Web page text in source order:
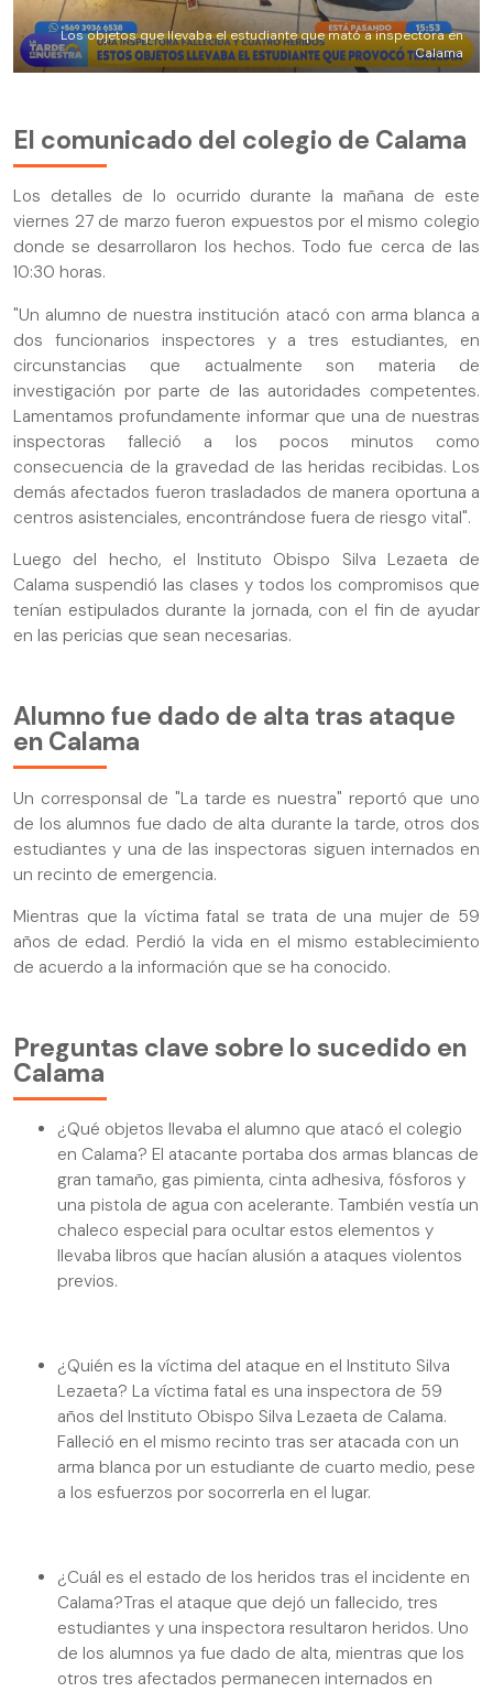
Los objetos que llevaba el estudiante que mató a inspectora en
Calama
El comunicado del colegio de Calama
Los detalles de lo ocurrido durante la mañana de este
viernes 27 de marzo fueron expuestos por el mismo colegio
donde se desarrollaron los hechos. Todo fue cerca de las
10:30 horas.
"Un alumno de nuestra institución atacó con arma blanca a
dos funcionarios inspectores y a tres estudiantes, en
circunstancias que actualmente son materia de
investigación por parte de las autoridades competentes.
Lamentamos profundamente informar que una de nuestras
inspectoras falleció a los pocos minutos como
consecuencia de la gravedad de las heridas recibidas. Los
demás afectados fueron trasladados de manera oportuna a
centros asistenciales, encontrándose fuera de riesgo vital".
Luego del hecho, el Instituto Obispo Silva Lezaeta de
Calama suspendió las clases y todos los compromisos que
tenían estipulados durante la jornada, con el fin de ayudar
en las pericias que sean necesarias.
Alumno fue dado de alta tras ataque
en Calama
Un corresponsal de "La tarde es nuestra" reportó que uno
de los alumnos fue dado de alta durante la tarde, otros dos
estudiantes y una de las inspectoras siguen internados en
un recinto de emergencia.
Mientras que la víctima fatal se trata de una mujer de 59
años de edad. Perdió la vida en el mismo establecimiento
de acuerdo a la información que se ha conocido.
Preguntas clave sobre lo sucedido en
Calama
¿Qué objetos llevaba el alumno que atacó el colegio
en Calama? El atacante portaba dos armas blancas de
gran tamaño, gas pimienta, cinta adhesiva, fósforos y
una pistola de agua con acelerante. También vestía un
chaleco especial para ocultar estos elementos y
llevaba libros que hacían alusión a ataques violentos
previos.
¿Quién es la víctima del ataque en el Instituto Silva
Lezaeta? La víctima fatal es una inspectora de 59
años del Instituto Obispo Silva Lezaeta de Calama.
Falleció en el mismo recinto tras ser atacada con un
arma blanca por un estudiante de cuarto medio, pese
a los esfuerzos por socorrerla en el lugar.
¿Cuál es el estado de los heridos tras el incidente en
Calama?Tras el ataque que dejó un fallecido, tres
estudiantes y una inspectora resultaron heridos. Uno
de los alumnos ya fue dado de alta, mientras que los
otros tres afectados permanecen internados en